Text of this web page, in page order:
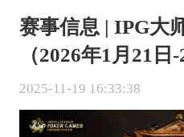
赛事信息 | IPG大
（2026年1月21日-
2025-11-19 16:33:38